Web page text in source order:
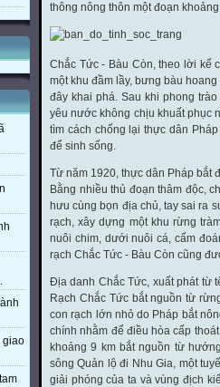
giao
thông nông thôn một đoạn
Chắc Tức - Bàu Còn, theo lời kể
một khu đầm lầy, bưng bàu
đây khai phá. Sau khi phong
yêu nước không chịu khuất phục
tìm cách chống lại thực dân
để sinh sống.
Từ năm 1920, thực dân Pháp bắt
Bằng nhiều thủ đoạn thâm độc,
hưu cùng bọn địa chủ, tay sai ra
rạch, xây dựng một khu rừng
nuôi chim, dưới nuôi cá, cấm
rạch Chắc Tức - Bàu Còn cũng
Địa danh Chắc Tức, xuất phát từ
Rạch Chắc Tức bắt nguồn từ
con rạch lớn nhỏ do Pháp bắt
chính nhằm để điều hòa cấp
khoảng 9 km bắt nguồn từ
sông Quản lộ đi Nhu Gia, một
giải phóng của ta và vùng địch